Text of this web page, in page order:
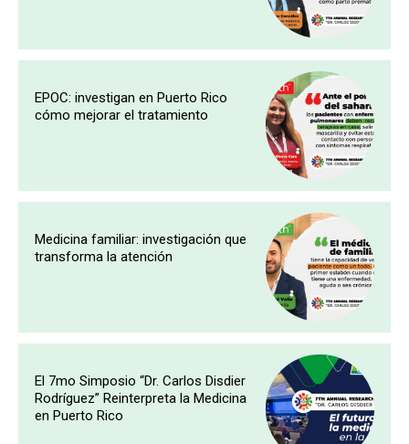
EPOC: investigan en Puerto Rico
cómo mejorar el tratamiento
Medicina familiar: investigación que
transforma la atención
El 7mo Simposio “Dr. Carlos Disdier
Rodríguez” Reinterpreta la Medicina
en Puerto Rico